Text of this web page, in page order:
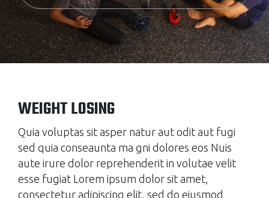
WEIGHT LOSING
Quia voluptas sit asper natur aut odit aut fugi
sed quia conseaunta ma gni dolores eos Nuis
aute irure dolor reprehenderit in volutae velit
esse fugiat Lorem ipsum dolor sit amet,
consectetur adipiscing elit, sed do eiusmod